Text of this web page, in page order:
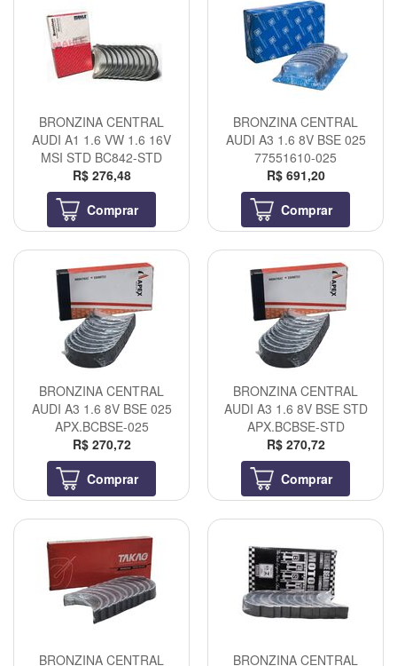
BRONZINA CENTRAL
AUDI A1 1.6 VW 1.6 16V
MSI STD BC842-STD
R$ 276,48
Comprar
BRONZINA CENTRAL
AUDI A3 1.6 8V BSE 025
77551610-025
R$ 691,20
Comprar
BRONZINA CENTRAL
AUDI A3 1.6 8V BSE 025
APX.BCBSE-025
R$ 270,72
Comprar
BRONZINA CENTRAL
AUDI A3 1.6 8V BSE STD
APX.BCBSE-STD
R$ 270,72
Comprar
BRONZINA CENTRAL BRONZINA CENTRAL